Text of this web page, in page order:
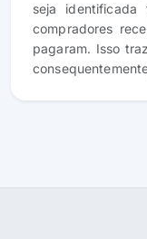
seja
compradores
pagaram. Isso